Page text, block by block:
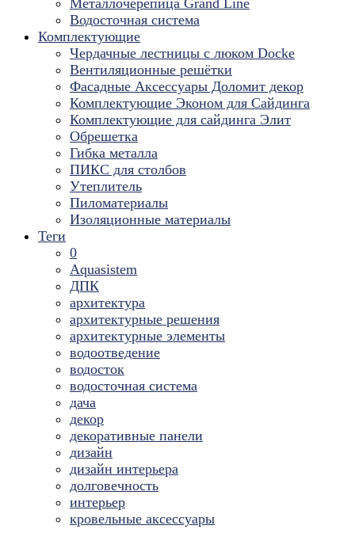
Металлочерепица Grand Line
Водосточная система
Комплектующие
Чердачные лестницы с люком Docke
Вентиляционные решётки
Фасадные Аксессуары Доломит декор
Комплектующие Эконом для Сайдинга
Комплектующие для cайдинга Элит
Обрешетка
Гибка металла
ПИКС для столбов
Утеплитель
Пиломатериалы
Изоляционные материалы
Теги
0
Aquasistem
ДПК
архитектура
архитектурные решения
архитектурные элементы
водоотведение
водосток
водосточная система
дача
декор
декоративные панели
дизайн
дизайн интерьера
долговечность
интерьер
кровельные аксессуары